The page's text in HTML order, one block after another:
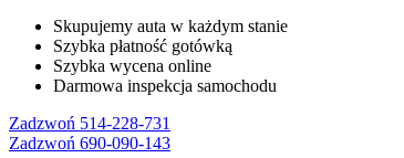
Skupujemy auta w każdym stanie
Szybka płatność gotówką
Szybka wycena online
Darmowa inspekcja samochodu
Zadzwoń 514-228-731
Zadzwoń 690-090-143